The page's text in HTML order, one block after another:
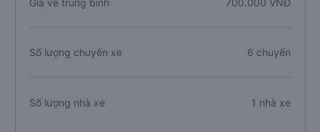
Giá vé trung bình 700.000 VNĐ
Số lượng chuyến xe 6 chuyến
Số lượng nhà xe 1 nhà xe